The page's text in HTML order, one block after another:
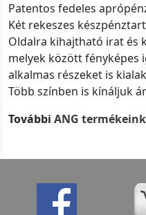
Patentos fedeles
Két rekeszes
Oldalra kihajtható irat és
melyek között fényképes
alkalmas részeket is
Több színben is kínáljuk
További ANG